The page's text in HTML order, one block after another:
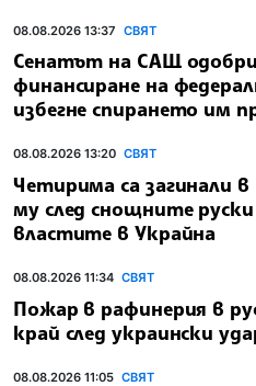
08.08.2026 13:37 СВЯТ
Сенатът на САЩ
финансиране на
избегне спирането им
08.08.2026 13:20 СВЯТ
Четирима са загинали
му след снощните
властите в Украйна
08.08.2026 11:34 СВЯТ
Пожар в рафинерия в
край след украински
08.08.2026 11:05 СВЯТ